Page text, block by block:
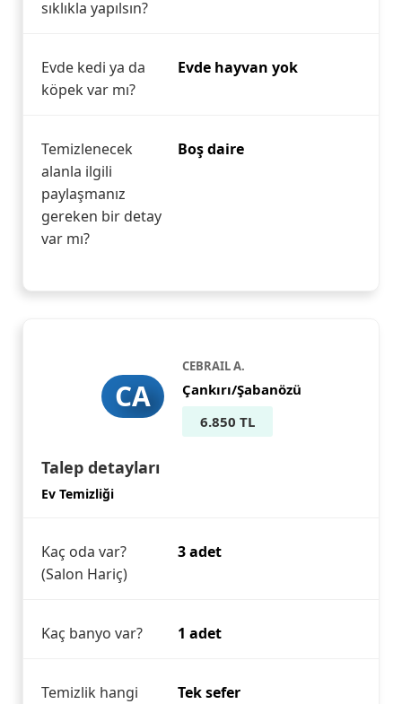
sıklıkla yapılsın?
Evde kedi ya da
köpek var mı?
Evde hayvan yok
Temizlenecek
alanla ilgili
paylaşmanız
gereken bir detay
var mı?
Boş daire
CA
CEBRAIL A.
Çankırı/Şabanözü
6.850 TL
Talep detayları
Ev Temizliği
Kaç oda var?
(Salon Hariç)
3 adet
Kaç banyo var? 1 adet
Temizlik hangi
Tek sefer